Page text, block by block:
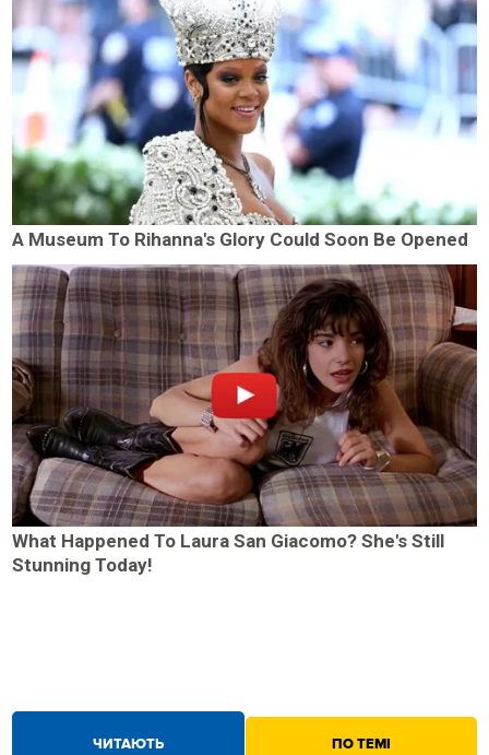
ЧИТАЮТЬ ПО ТЕМІ
A Museum To Rihanna's Glory Could Soon Be Opened
What Happened To Laura San Giacomo? She's Still
Stunning Today!